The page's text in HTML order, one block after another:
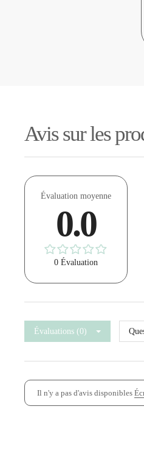
Avis sur les
Évaluation moyenne
0.0
0 Évaluation
Évaluations (0)
Il n'y a pas d'avis disponibles